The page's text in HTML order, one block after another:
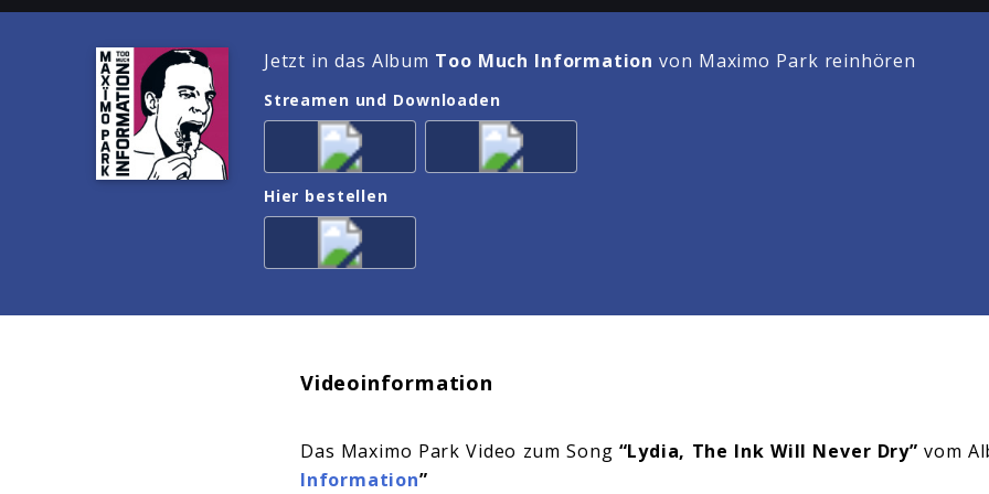
Jetzt in das Album Too Much Information von Maximo Park reinhören
Streamen und Downloaden
Hier bestellen
Videoinformation
Das Maximo Park Video zum Song “Lydia, The Ink Will Never Dry” vom
Information”